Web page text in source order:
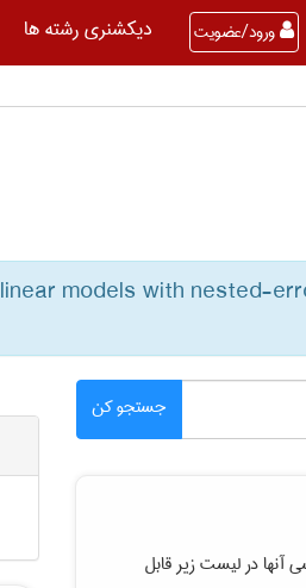
ورود/عضویت دیکشنری رشته ها
linear models with nested-
جستجو کن
آنها در لیست زیر قابل